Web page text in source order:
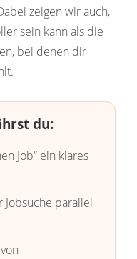
zeigen wir auch,
sein kann als die
bei denen dir
du:
Job“ ein klares
parallel